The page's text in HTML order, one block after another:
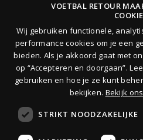
Je ontvangt 1x per maand per e-mail van ons
e-mailadres. Lees hier onze privacy- en
VOETBAL RETOUR
Wij gebruiken functionele,
performance cookies om je een
bieden. Als je akkoord gaat met
op “Accepteren en doorgaan”.
gebruiken en hoe je ze kunt
bekijken. Bekijk
STRIKT NOODZAKELIJKE